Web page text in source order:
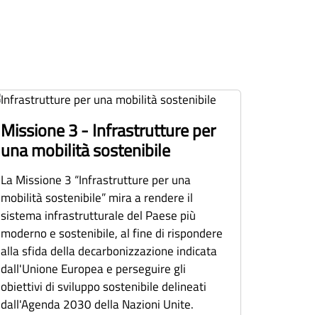
Missione 3 - Infrastrutture per
una mobilità sostenibile
La Missione 3 “Infrastrutture per una
mobilità sostenibile” mira a rendere il
sistema infrastrutturale del Paese più
moderno e sostenibile, al fine di rispondere
alla sfida della decarbonizzazione indicata
dall'Unione Europea e perseguire gli
obiettivi di sviluppo sostenibile delineati
dall'Agenda 2030 della Nazioni Unite.